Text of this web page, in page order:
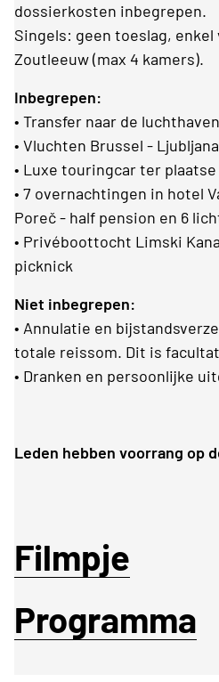
dossierkosten inbegrepen.
Singels: geen toeslag, enkel
Zoutleeuw (max 4 kamers).
Inbegrepen:
• Transfer naar de
• Vluchten Brussel -
• Luxe touringcar ter plaatse
• 7 overnachtingen in hotel
Poreč - half pension en 6
• Privéboottocht Limski
picknick
Niet inbegrepen:
• Annulatie en
totale reissom. Dit is
• Dranken en persoonlijke
Leden hebben voorrang op
Filmpje
Programma